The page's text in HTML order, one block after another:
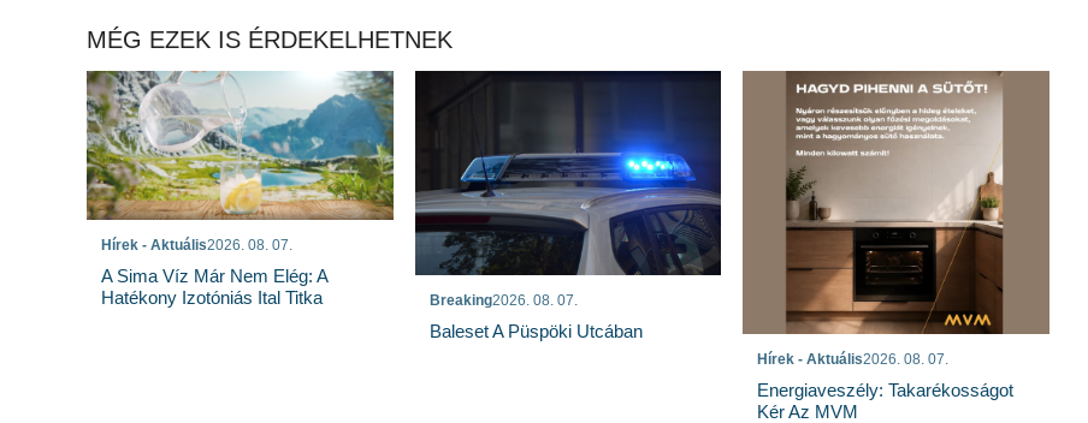
MÉG EZEK IS ÉRDEKELHETNEK
Hírek - Aktuális2026. 08. 07.
A Sima Víz Már Nem Elég: A
Hatékony Izotóniás Ital Titka
Breaking2026. 08. 07.
Baleset A Püspöki Utcában
Hírek - Aktuális2026. 08. 07.
Energiaveszély: Takarékosságot
Kér Az MVM